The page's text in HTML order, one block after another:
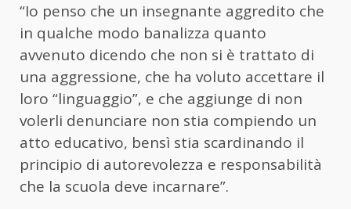
“Io penso che un insegnante aggredito che
in qualche modo banalizza quanto
avvenuto dicendo che non si è trattato di
una aggressione, che ha voluto accettare il
loro “linguaggio”, e che aggiunge di non
volerli denunciare non stia compiendo un
atto educativo, bensì stia scardinando il
principio di autorevolezza e responsabilità
che la scuola deve incarnare”.